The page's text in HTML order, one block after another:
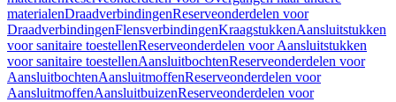
materialenDraadverbindingenReserveonderdelen voor
DraadverbindingenFlensverbindingenKraagstukkenAansluitstukken
voor sanitaire toestellenReserveonderdelen voor Aansluitstukken
voor sanitaire toestellenAansluitbochtenReserveonderdelen voor
AansluitbochtenAansluitmoffenReserveonderdelen voor
AansluitmoffenAansluitbuizenReserveonderdelen voor